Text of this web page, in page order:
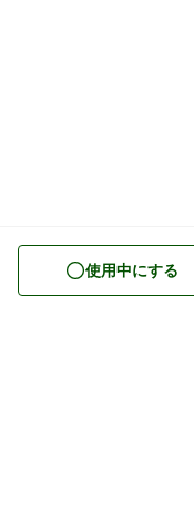
皮膚薬 使用中にする